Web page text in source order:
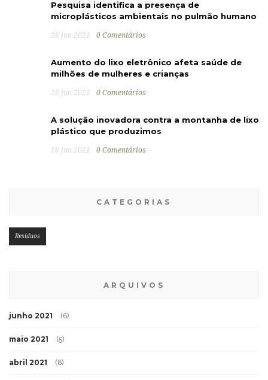
Pesquisa identifica a presença de
microplásticos ambientais no pulmão humano
28 jun 2021 0 Comentários
Aumento do lixo eletrônico afeta saúde de
milhões de mulheres e crianças
18 jun 2021 0 Comentários
A solução inovadora contra a montanha de lixo
plástico que produzimos
18 jun 2021 0 Comentários
CATEGORIAS
Resíduos
ARQUIVOS
junho 2021 (6)
maio 2021 (5)
abril 2021 (6)